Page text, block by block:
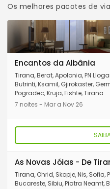
Os melhores pacotes de
Encantos da Albânia
Tirana, Berat, Apolonia, PN
Butrinti, Ksamil, Gjirokaster,
Pogradec, Kruja, Fishte, Tirana
7 noites - Mar a Nov 26
As Novas Jóias - De
Tirana, Ohrid, Skopje, Nis, Sofia,
Bucareste, Sibiu, Piatra Neamt,